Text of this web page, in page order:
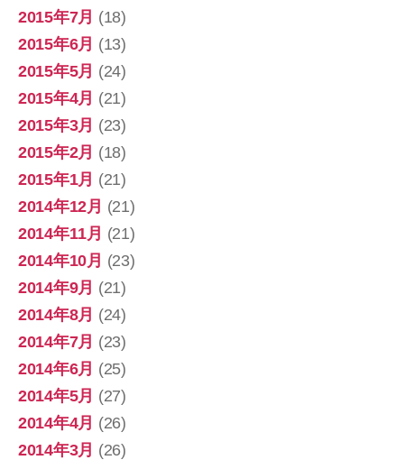
2015年7月 (18)
2015年6月 (13)
2015年5月 (24)
2015年4月 (21)
2015年3月 (23)
2015年2月 (18)
2015年1月 (21)
2014年12月 (21)
2014年11月 (21)
2014年10月 (23)
2014年9月 (21)
2014年8月 (24)
2014年7月 (23)
2014年6月 (25)
2014年5月 (27)
2014年4月 (26)
2014年3月 (26)